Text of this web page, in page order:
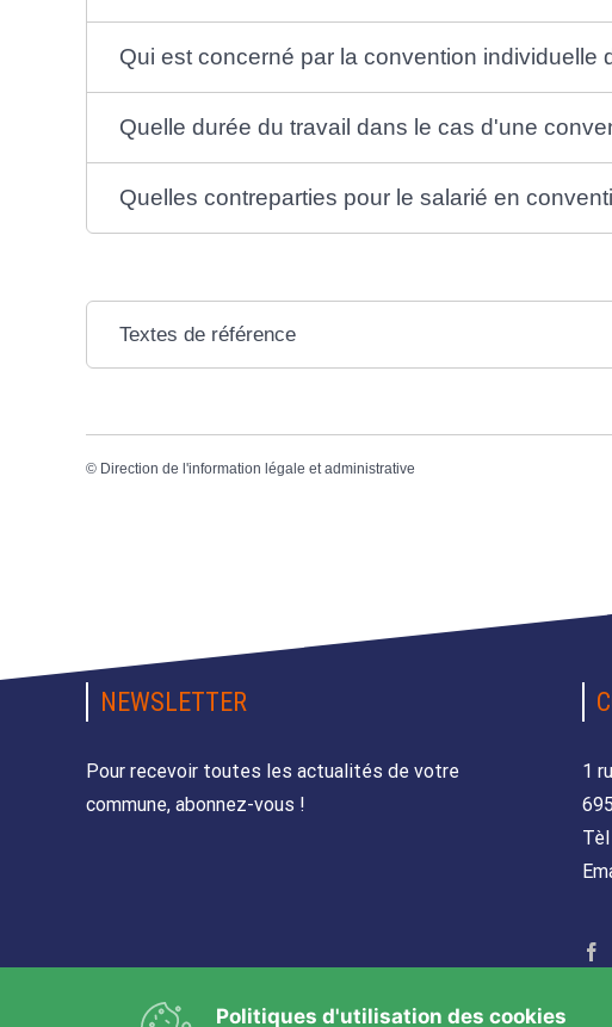
Qui est concerné par la convention individuelle
Quelle durée du travail dans le cas d'une
Quelles contreparties pour le salarié en
Textes de référence
© Direction de l'information légale et administrative
NEWSLETTER
Pour recevoir toutes les actualités de votre
commune, abonnez-vous !
1
Politiques d'utilisation des cookies